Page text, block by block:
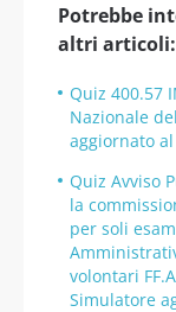
Potrebbe
altri articoli:
Quiz 400.57
Nazionale
aggiornato
Quiz Avviso
la
per soli
volontari
Simulatore